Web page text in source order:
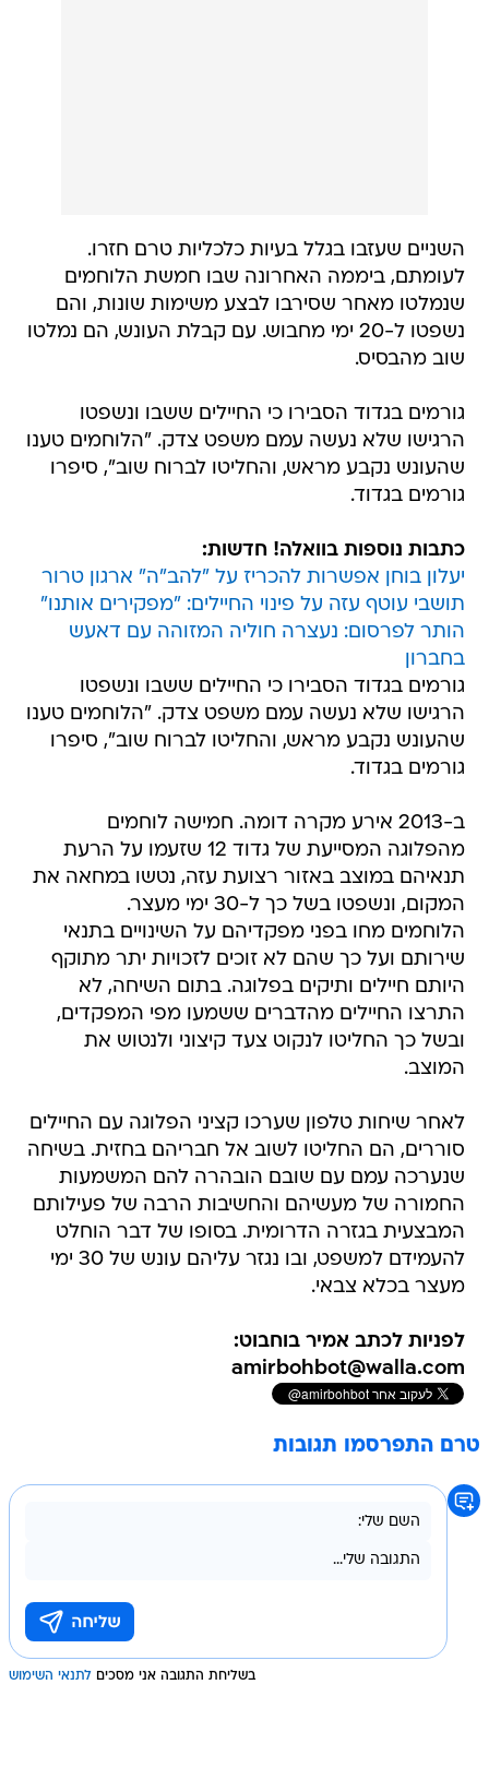
השניים שעזבו בגלל בעיות כלכליות טרם חזרו.
לעומתם, ביממה האחרונה שבו חמשת הלוחמים
שנמלטו מאחר שסירבו לבצע משימות שונות, והם
נשפטו ל-20 ימי מחבוש. עם קבלת העונש, הם נמלטו
שוב מהבסיס.
גורמים בגדוד הסבירו כי החיילים ששבו ונשפטו
הרגישו שלא נעשה עמם משפט צדק. "הלוחמים טענו
שהעונש נקבע מראש, והחליטו לברוח שוב", סיפרו
גורמים בגדוד.
כתבות נוספות בוואלה! חדשות:
יעלון בוחן אפשרות להכריז על "להב"ה" ארגון טרור
תושבי עוטף עזה על פינוי החיילים: "מפקירים אותנו"
הותר לפרסום: נעצרה חוליה המזוהה עם דאעש
בחברון
גורמים בגדוד הסבירו כי החיילים ששבו ונשפטו
הרגישו שלא נעשה עמם משפט צדק. "הלוחמים טענו
שהעונש נקבע מראש, והחליטו לברוח שוב", סיפרו
גורמים בגדוד.
ב-2013 אירע מקרה דומה. חמישה לוחמים
מהפלוגה המסייעת של גדוד 12 שזעמו על הרעת
תנאיהם במוצב באזור רצועת עזה, נטשו במחאה את
המקום, ונשפטו בשל כך ל-30 ימי מעצר.
הלוחמים מחו בפני מפקדיהם על השינויים בתנאי
שירותם ועל כך שהם לא זוכים לזכויות יתר מתוקף
היותם חיילים ותיקים בפלוגה. בתום השיחה, לא
התרצו החיילים מהדברים ששמעו מפי המפקדים,
ובשל כך החליטו לנקוט צעד קיצוני ולנטוש את
המוצב.
לאחר שיחות טלפון שערכו קציני הפלוגה עם החיילים
סוררים, הם החליטו לשוב אל חבריהם בחזית. בשיחה
שנערכה עמם עם שובם הובהרה להם המשמעות
החמורה של מעשיהם והחשיבות הרבה של פעילותם
המבצעית בגזרה הדרומית. בסופו של דבר הוחלט
להעמידם למשפט, ובו נגזר עליהם עונש של 30 ימי
מעצר בכלא צבאי.
לפניות לכתב אמיר בוחבוט:
amirbohbot@walla.com
טרם התפרסמו תגובות
בשליחת התגובה אני מסכים לתנאי השימוש